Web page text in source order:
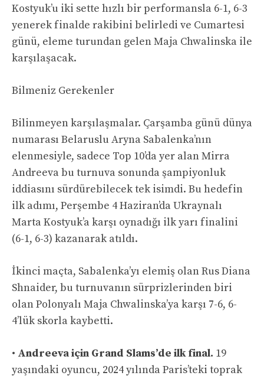
Kostyuk’u iki sette hızlı bir performansla 6-1, 6-3
yenerek finalde rakibini belirledi ve Cumartesi
günü, eleme turundan gelen Maja Chwalinska ile
karşılaşacak.
Bilmeniz Gerekenler
Bilinmeyen karşılaşmalar. Çarşamba günü dünya
numarası Belaruslu Aryna Sabalenka’nın
elenmesiyle, sadece Top 10’da yer alan Mirra
Andreeva bu turnuva sonunda şampiyonluk
iddiasını sürdürebilecek tek isimdi. Bu hedefin
ilk adımı, Perşembe 4 Haziran’da Ukraynalı
Marta Kostyuk’a karşı oynadığı ilk yarı finalini
(6-1, 6-3) kazanarak atıldı.
İkinci maçta, Sabalenka’yı elemiş olan Rus Diana
Shnaider, bu turnuvanın sürprizlerinden biri
olan Polonyalı Maja Chwalinska’ya karşı 7-6, 6-
4’lük skorla kaybetti.
• Andreeva için Grand Slams’de ilk final. 19
yaşındaki oyuncu, 2024 yılında Paris’teki toprak